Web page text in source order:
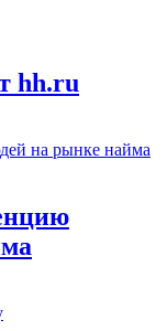
hh.ru